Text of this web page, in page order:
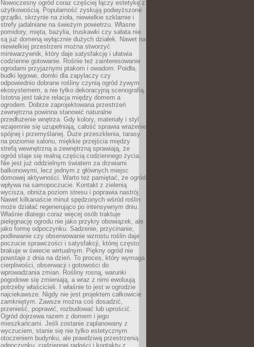
Nowoczesny ogród coraz częściej łączy estetykę z
użytkowością. Popularność zyskują podwyższone
grządki, skrzynie na zioła, niewielkie szklarnie i
strefy jadalniane na świeżym powietrzu. Własne
pomidory, mięta, bazylia, truskawki czy sałata nie
są już domeną wyłącznie dużych działek. Nawet na
niewielkiej przestrzeni można stworzyć
miniwarzywnik, który daje satysfakcję i ułatwia
codzienne gotowanie. Rośnie też zainteresowanie
ogrodami przyjaznymi ptakom i owadom. Poidła,
budki lęgowe, domki dla zapylaczy czy
odpowiednio dobrane rośliny czynią ogród żywym
ekosystemem, a nie tylko dekoracyjną scenografią.
Istotna jest także relacja między domem a
ogrodem. Dobrze zaprojektowana przestrzeń
zewnętrzna powinna stanowić naturalne
przedłużenie wnętrza. Gdy kolory, materiały i styl
wzajemnie się uzupełniają, całość sprawia wrażenie
spójnej i przemyślanej. Duże przeszklenia, tarasy
na poziomie salonu, miękkie przejścia między
strefą wewnętrzną a zewnętrzną sprawiają, że
ogród staje się realną częścią codziennego życia.
Nie jest już oddzielnym światem za drzwiami
balkonowymi, lecz jednym z głównych miejsc
domowej aktywności. Warto też pamiętać, że ogród
wpływa na samopoczucie. Kontakt z zielenią
wycisza, obniża poziom stresu i poprawia nastrój.
Nawet kilkanaście minut spędzonych wśród roślin
może działać regenerująco po intensywnym dniu.
Właśnie dlatego coraz więcej osób traktuje
pielęgnację ogrodu nie jako przykry obowiązek, ale
jako formę odpoczynku. Sadzenie, przycinanie,
podlewanie czy obserwowanie wzrostu roślin daje
poczucie sprawczości i satysfakcji, której często
brakuje w świecie wirtualnym. Piękny ogród nie
powstaje z dnia na dzień. To proces, który wymaga
cierpliwości, obserwacji i gotowości do
wprowadzania zmian. Rośliny rosną, warunki
pogodowe się zmieniają, a wraz z nimi ewoluują
potrzeby właścicieli. I właśnie to jest w ogrodzie
najciekawsze. Nigdy nie jest projektem całkowicie
zamkniętym. Zawsze można coś dosadzić,
przenieść, poprawić, rozbudować lub uprościć.
Ogród dojrzewa razem z domem i jego
mieszkańcami. Jeśli zostanie zaplanowany z
wyczuciem, stanie się nie tylko estetycznym
otoczeniem budynku, ale prawdziwą przestrzenią
odpoczynku, codziennej radości i kontaktu z